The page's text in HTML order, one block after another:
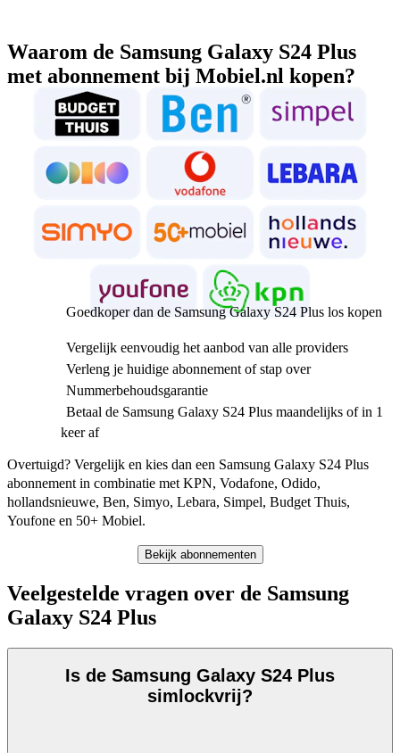
Waarom de Samsung Galaxy S24 Plus
met abonnement bij Mobiel.nl kopen?
Goedkoper dan de Samsung Galaxy S24 Plus los kopen
Vergelijk eenvoudig het aanbod van alle providers
Verleng je huidige abonnement of stap over
Nummerbehoudsgarantie
Betaal de Samsung Galaxy S24 Plus maandelijks of in 1
keer af
Overtuigd? Vergelijk en kies dan een Samsung Galaxy S24 Plus
abonnement in combinatie met KPN, Vodafone, Odido,
hollandsnieuwe, Ben, Simyo, Lebara, Simpel, Budget Thuis,
Youfone en 50+ Mobiel.
Bekijk abonnementen
Veelgestelde vragen over de Samsung
Galaxy S24 Plus
Is de Samsung Galaxy S24 Plus
simlockvrij?